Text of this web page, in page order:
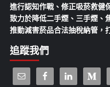
進行認知作戰、修正吸菸救健
致力於降低二手煙、三手煙、
推動減害菸品合法抽稅納管，
追蹤我們